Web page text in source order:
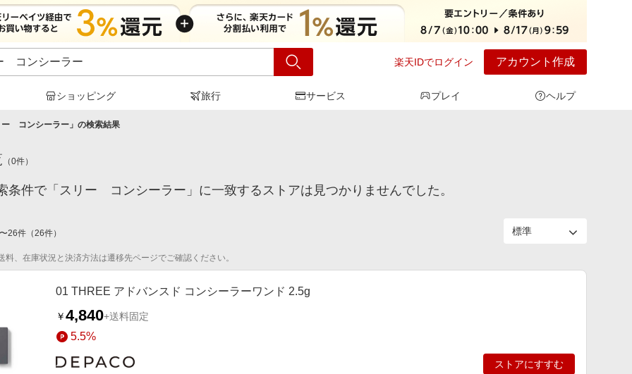
楽天IDでログイン アカウント作成
ショッピング 旅行 サービス プレイ ヘルプ
ー コンシーラー 」の検索結果
（0件）
条件で「スリー コンシーラー」に一致するストアは見つかりませんでした。
〜26件 （26件）
料、在庫状況と決済方法は遷移先ページでご確認ください。
01 THREE アドバンスド コンシーラーワンド 2.5g
￥4,840+送料固定
5.5%
ストアにすすむ